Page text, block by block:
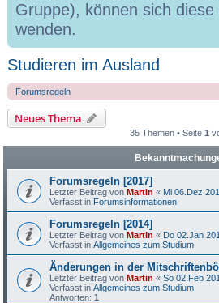
Gruppe), können sich
wenden.
Studieren im Ausland
Forumsregeln
Neues Thema
35 Themen • Seite 1
Forumsregeln [2017]
Letzter Beitrag vonMartin « Mi 06.Dez
Verfasst in Forumsinformationen
Forumsregeln [2014]
Letzter Beitrag vonMartin « Do 02.Jan
Verfasst inAllgemeines zum Studium
Änderungen in der
Letzter Beitrag vonMartin «So 02.Feb
Verfasst inAllgemeines zum Studium
Antworten:1